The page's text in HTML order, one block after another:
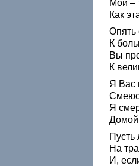
Мой –
Как
Опять
К
Вы
К
Я Вас
Я
Пусть
На
И,